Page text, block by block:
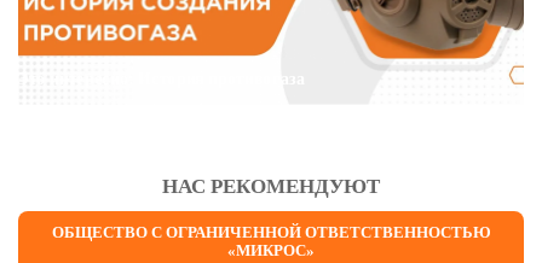
НАС РЕКОМЕНДУЮТ
ОБЩЕСТВО С ОГРАНИЧЕННОЙ ОТВЕТСТВЕННОСТЬЮ
«МИКРОС»